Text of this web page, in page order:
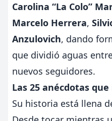
Carolina “La Colo”
Marcelo Herrera,
Anzulovich, dando
que dividió aguas
nuevos seguidores.
Las 25 anécdotas
Su historia está llena